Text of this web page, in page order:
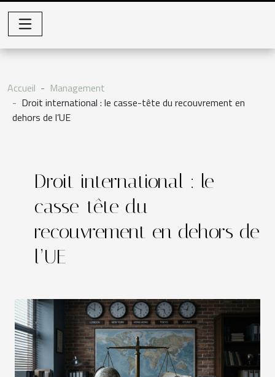
Accueil
Management
Droit international : le casse-tête du recouvrement en
dehors de l’UE
Droit international : le
casse-tête du
recouvrement en dehors de
l’UE